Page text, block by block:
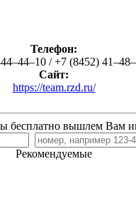
Телефон:
/ +7 (8452)
Сайт:
https://team.rzd.ru/
бесплатно вышлем Вам
Рекомендуемые